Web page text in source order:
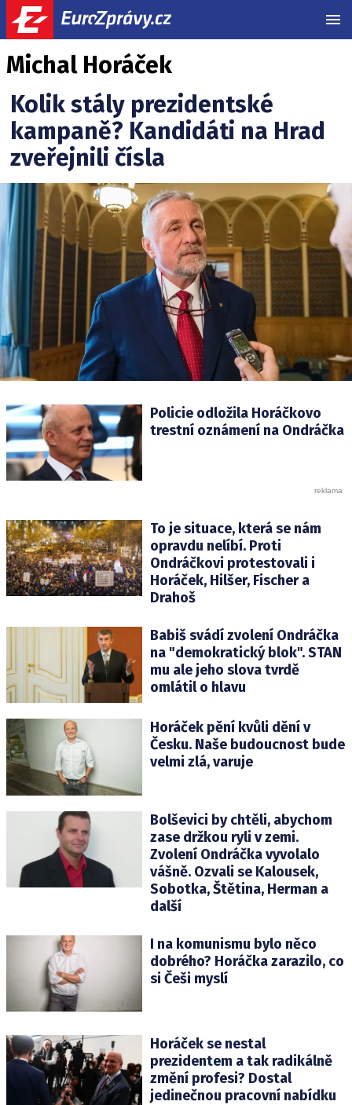
Michal Horáček
Kolik stály prezidentské
kampaně? Kandidáti na Hrad
zveřejnili čísla
Policie odložila Horáčkovo
trestní oznámení na Ondráčka
To je situace, která se nám
opravdu nelíbí. Proti
Ondráčkovi protestovali i
Horáček, Hilšer, Fischer a
Drahoš
Babiš svádí zvolení Ondráčka
na "demokratický blok". STAN
mu ale jeho slova tvrdě
omlátil o hlavu
Horáček pění kvůli dění v
Česku. Naše budoucnost bude
velmi zlá, varuje
Bolševici by chtěli, abychom
zase držkou ryli v zemi.
Zvolení Ondráčka vyvolalo
vášně. Ozvali se Kalousek,
Sobotka, Štětina, Herman a
další
I na komunismu bylo něco
dobrého? Horáčka zarazilo, co
si Češi myslí
Horáček se nestal
prezidentem a tak radikálně
změní profesi? Dostal
jedinečnou pracovní nabídku